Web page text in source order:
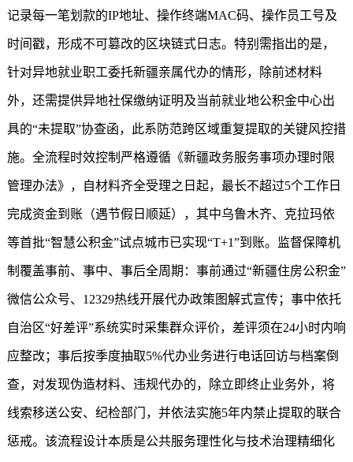
记录每一笔划款的IP地址、操作终端MAC码、操作员工号及
时间戳，形成不可篡改的区块链式日志。特别需指出的是，
针对异地就业职工委托新疆亲属代办的情形，除前述材料
外，还需提供异地社保缴纳证明及当前就业地公积金中心出
具的“未提取”协查函，此系防范跨区域重复提取的关键风控措
施。全流程时效控制严格遵循《新疆政务服务事项办理时限
管理办法》，自材料齐全受理之日起，最长不超过5个工作日
完成资金到账（遇节假日顺延），其中乌鲁木齐、克拉玛依
等首批“智慧公积金”试点城市已实现“T+1”到账。监督保障机
制覆盖事前、事中、事后全周期：事前通过“新疆住房公积金”
微信公众号、12329热线开展代办政策图解式宣传；事中依托
自治区“好差评”系统实时采集群众评价，差评须在24小时内响
应整改；事后按季度抽取5%代办业务进行电话回访与档案倒
查，对发现伪造材料、违规代办的，除立即终止业务外，将
线索移送公安、纪检部门，并依法实施5年内禁止提取的联合
惩戒。该流程设计本质是公共服务理性化与技术治理精细化